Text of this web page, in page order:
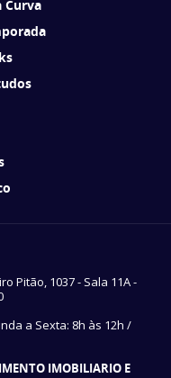
Curva
Pitão, 1037 - Sala 11A -
a Sexta: 8h às 12h /
IMOBILIARIO E